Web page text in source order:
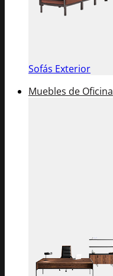
Sofás Exterior
Muebles de Oficina